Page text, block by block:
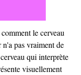
pas vraiment de
qui interprète
visuellement